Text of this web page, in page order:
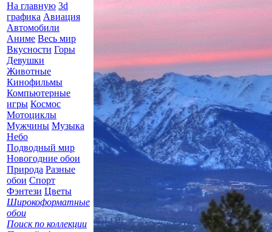
На главную 3d
графика Авиация
Автомобили
Аниме Весь мир
Вкусности Горы
Девушки
Животные
Кинофильмы
Компьютерные
игры Космос
Мотоциклы
Мужчины Музыка
Небо
Подводный мир
Новогодние обои
Природа Разные
обои Спорт
Фэнтези Цветы
Широкоформатные
обои
Поиск по коллекции